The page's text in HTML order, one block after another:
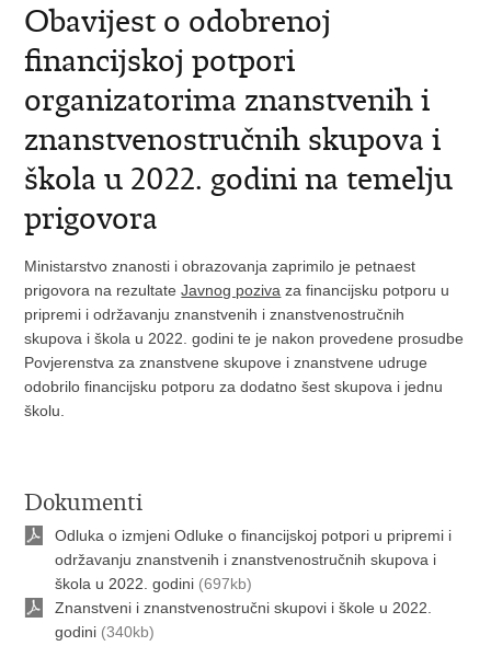
Obavijest o odobrenoj
financijskoj potpori
organizatorima znanstvenih i
znanstvenostručnih skupova i
škola u 2022. godini na temelju
prigovora
Ministarstvo znanosti i obrazovanja zaprimilo je petnaest
prigovora na rezultateJavnog poziva za financijsku potporu u
pripremi i održavanju znanstvenih i znanstvenostručnih
skupova i škola u 2022. godini te je nakon provedene prosudbe
Povjerenstva za znanstvene skupove i znanstvene udruge
odobrilo financijsku potporu za dodatno šest skupova i jednu
školu.
Dokumenti
Odluka o izmjeni Odluke o financijskoj potpori u pripremi i
održavanju znanstvenih i znanstvenostručnih skupova i
škola u 2022. godini (697kb)
Znanstveni i znanstvenostručni skupovi i škole u 2022.
godini (340kb)